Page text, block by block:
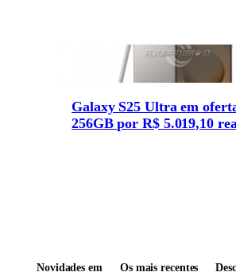
Galaxy S25 Ultra em
256GB por R$ 5.019,10
Novidades em Os mais recentes